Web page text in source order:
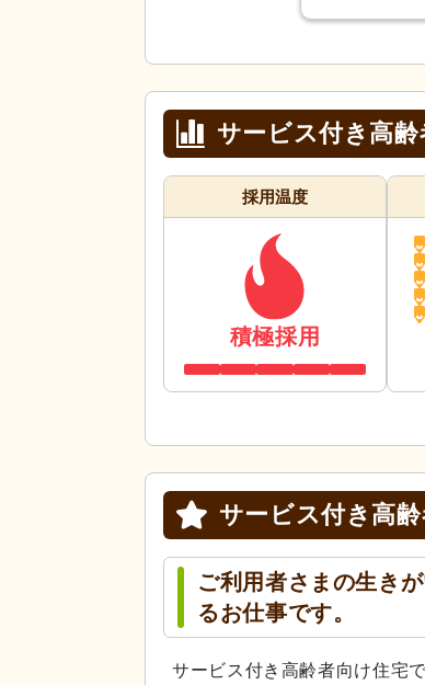
サービス付き高
採用温度
積極採用
サービス付き高
ご利用者さまの生き
るお仕事です。
サービス付き高齢者向け住宅